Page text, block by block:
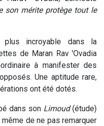
son mérite protège tout le
incroyable dans la
de Maran Rav 'Ovadia
à manifester des
Une aptitude rare,
ont été dotés.
dans son Limoud(étude)
de ne pas remarquer